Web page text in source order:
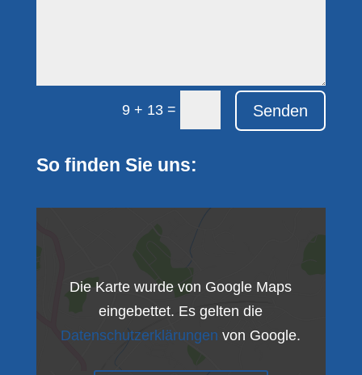
9 + 13 = Senden
So finden Sie uns:
Die Karte wurde von Google Maps
eingebettet. Es gelten die
Datenschutzerklärungen von Google.